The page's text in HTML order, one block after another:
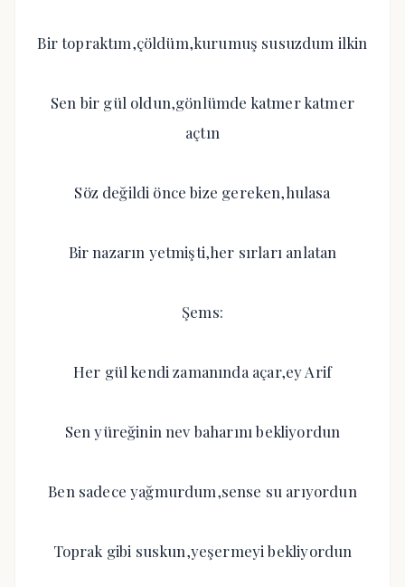
Bir topraktım,çöldüm,kurumuş susuzdum ilkin
Sen bir gül oldun,gönlümde katmer katmer
açtın
Söz değildi önce bize gereken,hulasa
Bir nazarın yetmişti,her sırları anlatan
Şems:
Her gül kendi zamanında açar,ey Arif
Sen yüreğinin nev baharını bekliyordun
Ben sadece yağmurdum,sense su arıyordun
Toprak gibi suskun,yeşermeyi bekliyordun